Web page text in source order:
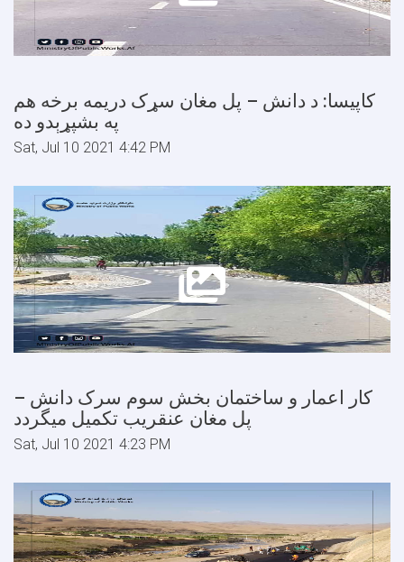
کاپیسا: د دانش – پل مغان سړک دریمه برخه هم
په بشپړېدو ده
Sat, Jul 10 2021 4:42 PM
کار اعمار و ساختمان بخش سوم سرک دانش –
پل مغان عنقریب تکمیل میگردد
Sat, Jul 10 2021 4:23 PM